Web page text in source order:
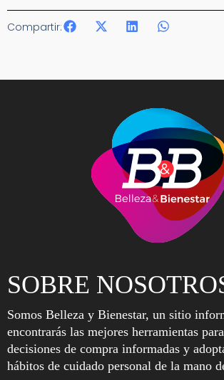
Compartir:
SOBRE
Somos Belleza y Bienestar, un sitio
encontrarás las mejores herramientas
decisiones de compra informadas y
hábitos de cuidado personal de la mano